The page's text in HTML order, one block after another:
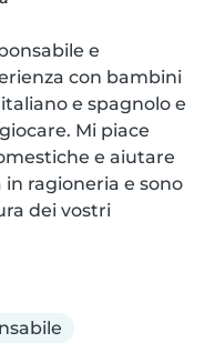
e
con bambini
e spagnolo e
Mi piace
e aiutare
ragioneria e sono
dei vostri